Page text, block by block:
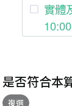
實體
是否符合本
複選